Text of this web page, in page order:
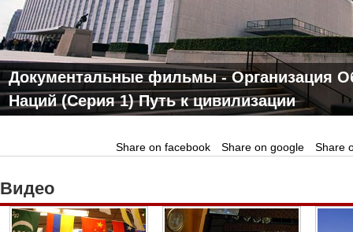
Документальные фильмы - Организация
Наций (Cерия 1) Путь к цивилизации
Share on facebook Share on google Share
Видео